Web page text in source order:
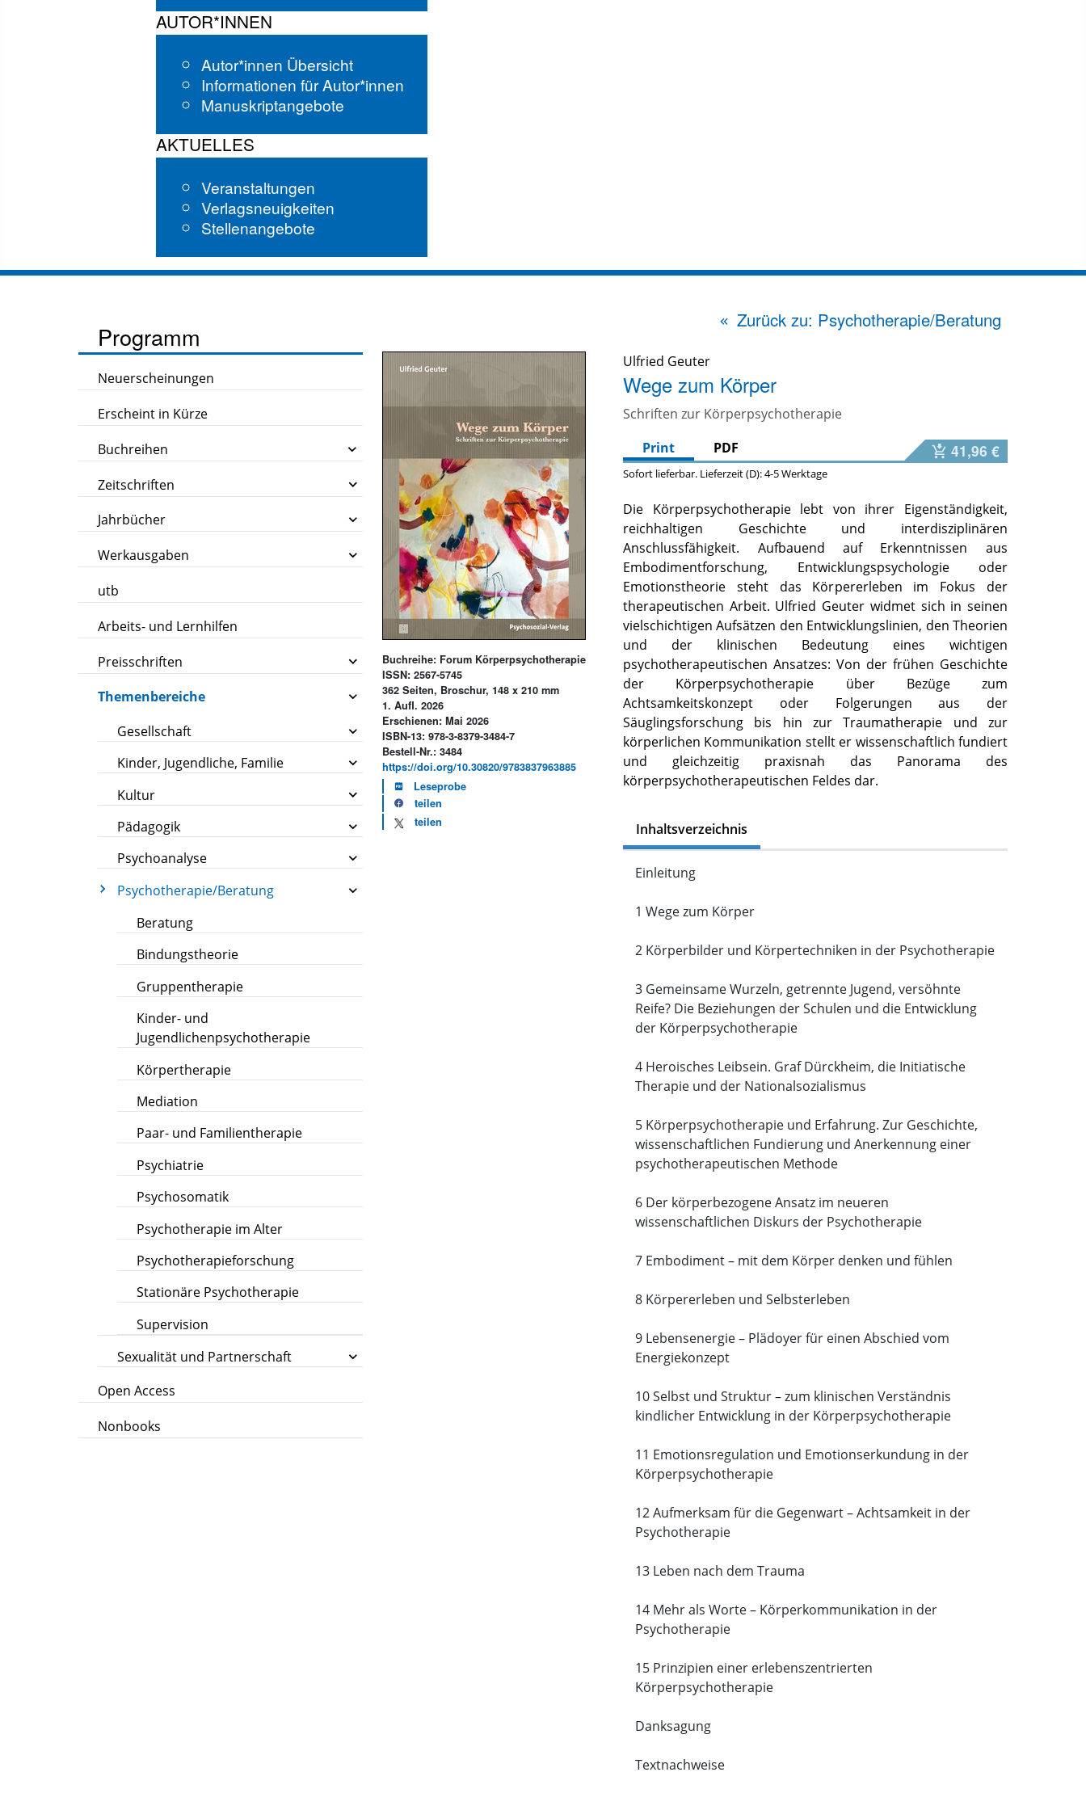
AUTOR*INNEN
Autor*innen Übersicht
Informationen für Autor*innen
Manuskriptangebote
AKTUELLES
Veranstaltungen
Verlagsneuigkeiten
Stellenangebote
Programm
Neuerscheinungen
Erscheint in Kürze
Buchreihen
Zeitschriften
Jahrbücher
Werkausgaben
utb
Arbeits- und Lernhilfen
Preisschriften
Themenbereiche
Gesellschaft
Kinder, Jugendliche, Familie
Kultur
Pädagogik
Psychoanalyse
Psychotherapie/Beratung
Beratung
Bindungstheorie
Gruppentherapie
Kinder- und
Jugendlichenpsychotherapie
Körpertherapie
Mediation
Paar- und Familientherapie
Psychiatrie
Psychosomatik
Psychotherapie im Alter
Psychotherapieforschung
Stationäre Psychotherapie
Supervision
Sexualität und Partnerschaft
Open Access
Nonbooks
Zurück zu: Psychotherapie/Beratung
Buchreihe: Forum Körperpsychotherapie
ISSN: 2567-5745
362 Seiten, Broschur, 148 x 210 mm
1. Aufl. 2026
Erschienen: Mai 2026
ISBN-13: 978-3-8379-3484-7
Bestell-Nr.: 3484
https://doi.org/10.30820/9783837963885
Leseprobe
teilen
teilen
Ulfried Geuter
Wege zum Körper
Schriften zur Körperpsychotherapie
Print
PDF 41,96 €
Sofort lieferbar. Lieferzeit (D): 4-5 Werktage
Die Körperpsychotherapie lebt von ihrer Eigenständigkeit,
reichhaltigen Geschichte und interdisziplinären
Anschlussfähigkeit. Aufbauend auf Erkenntnissen aus
Embodimentforschung, Entwicklungspsychologie oder
Emotionstheorie steht das Körpererleben im Fokus der
therapeutischen Arbeit. Ulfried Geuter widmet sich in seinen
vielschichtigen Aufsätzen den Entwicklungslinien, den Theorien
und der klinischen Bedeutung eines wichtigen
psychotherapeutischen Ansatzes: Von der frühen Geschichte
der Körperpsychotherapie über Bezüge zum
Achtsamkeitskonzept oder Folgerungen aus der
Säuglingsforschung bis hin zur Traumatherapie und zur
körperlichen Kommunikation stellt er wissenschaftlich fundiert
und gleichzeitig praxisnah das Panorama des
körperpsychotherapeutischen Feldes dar.
Inhaltsverzeichnis
Einleitung
1 Wege zum Körper
2 Körperbilder und Körpertechniken in der Psychotherapie
3 Gemeinsame Wurzeln, getrennte Jugend, versöhnte
Reife? Die Beziehungen der Schulen und die Entwicklung
der Körperpsychotherapie
4 Heroisches Leibsein. Graf Dürckheim, die Initiatische
Therapie und der Nationalsozialismus
5 Körperpsychotherapie und Erfahrung. Zur Geschichte,
wissenschaftlichen Fundierung und Anerkennung einer
psychotherapeutischen Methode
6 Der körperbezogene Ansatz im neueren
wissenschaftlichen Diskurs der Psychotherapie
7 Embodiment – mit dem Körper denken und fühlen
8 Körpererleben und Selbsterleben
9 Lebensenergie – Plädoyer für einen Abschied vom
Energiekonzept
10 Selbst und Struktur – zum klinischen Verständnis
kindlicher Entwicklung in der Körperpsychotherapie
11 Emotionsregulation und Emotionserkundung in der
Körperpsychotherapie
12 Aufmerksam für die Gegenwart – Achtsamkeit in der
Psychotherapie
13 Leben nach dem Trauma
14 Mehr als Worte – Körperkommunikation in der
Psychotherapie
15 Prinzipien einer erlebenszentrierten
Körperpsychotherapie
Danksagung
Textnachweise